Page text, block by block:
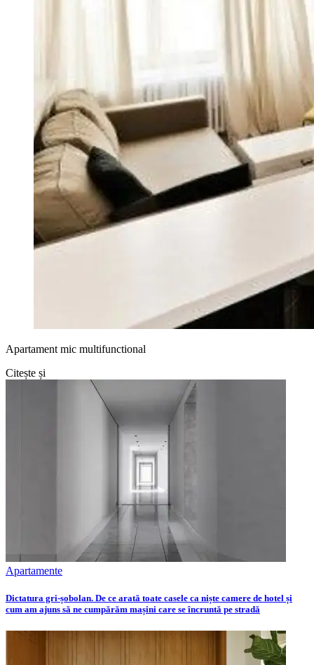
Apartament mic multifunctional
Citește și
Apartamente
Dictatura gri-șobolan. De ce arată toate casele ca niște camere de hotel și
cum am ajuns să ne cumpărăm mașini care se încruntă pe stradă